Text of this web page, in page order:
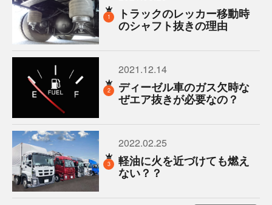
1 トラックのレッカー移動時
のシャフト抜きの理由
2
2021.12.14
ディーゼル車のガス欠時な
ぜエア抜きが必要なの？
3
2022.02.25
軽油に火を近づけても燃え
ない？？